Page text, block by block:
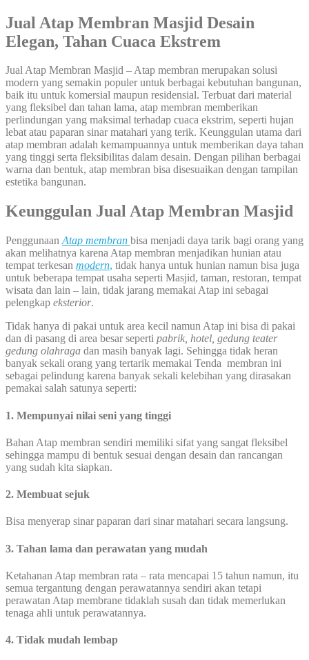
Jual Atap Membran Masjid Desain
Elegan, Tahan Cuaca Ekstrem
Jual Atap Membran Masjid – Atap membran merupakan solusi
modern yang semakin populer untuk berbagai kebutuhan bangunan,
baik itu untuk komersial maupun residensial. Terbuat dari material
yang fleksibel dan tahan lama, atap membran memberikan
perlindungan yang maksimal terhadap cuaca ekstrim, seperti hujan
lebat atau paparan sinar matahari yang terik. Keunggulan utama dari
atap membran adalah kemampuannya untuk memberikan daya tahan
yang tinggi serta fleksibilitas dalam desain. Dengan pilihan berbagai
warna dan bentuk, atap membran bisa disesuaikan dengan tampilan
estetika bangunan.
Keunggulan Jual Atap Membran Masjid
Penggunaan Atap membran bisa menjadi daya tarik bagi orang yang
akan melihatnya karena Atap membran menjadikan hunian atau
tempat terkesan modern, tidak hanya untuk hunian namun bisa juga
untuk beberapa tempat usaha seperti Masjid, taman, restoran, tempat
wisata dan lain – lain, tidak jarang memakai Atap ini sebagai
pelengkap eksterior.
Tidak hanya di pakai untuk area kecil namun Atap ini bisa di pakai
dan di pasang di area besar seperti pabrik, hotel, gedung teater
gedung olahraga dan masih banyak lagi. Sehingga tidak heran
banyak sekali orang yang tertarik memakai Tenda membran ini
sebagai pelindung karena banyak sekali kelebihan yang dirasakan
pemakai salah satunya seperti:
1. Mempunyai nilai seni yang tinggi
Bahan Atap membran sendiri memiliki sifat yang sangat fleksibel
sehingga mampu di bentuk sesuai dengan desain dan rancangan
yang sudah kita siapkan.
2. Membuat sejuk
Bisa menyerap sinar paparan dari sinar matahari secara langsung.
3. Tahan lama dan perawatan yang mudah
Ketahanan Atap membran rata – rata mencapai 15 tahun namun, itu
semua tergantung dengan perawatannya sendiri akan tetapi
perawatan Atap membrane tidaklah susah dan tidak memerlukan
tenaga ahli untuk perawatannya.
4. Tidak mudah lembap